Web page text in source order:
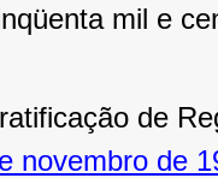
mil e
de
novembro de